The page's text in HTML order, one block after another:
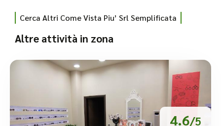
Cerca Altri Come Vista Piu’ Srl Semplificata
Altre attività in zona
4.6/5